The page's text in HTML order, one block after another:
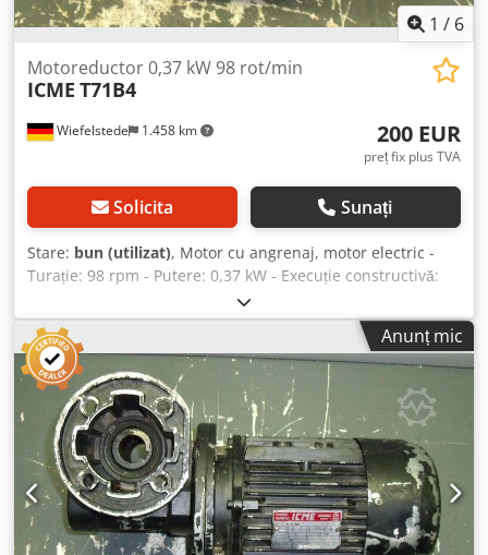
1 / 6
Wiefelstede 1.458 km
Motoreductor 0,37 kW 98 rot/min
ICME T71B4
200 EUR
preț fix plus TVA
Solicita Sunați
Stare: bun (utilizat), Motor cu angrenaj, motor electric -
Turație: 98 rpm - Putere: 0,37 kW - Execuție constructivă:
B5, unghiular - Diametru ax gol: Ø 15 mm - Grad de
protecție: IP 55 - Greutate: 10 kg Chsdpfx Aob A Ntqeh Tsa
Anunț mic